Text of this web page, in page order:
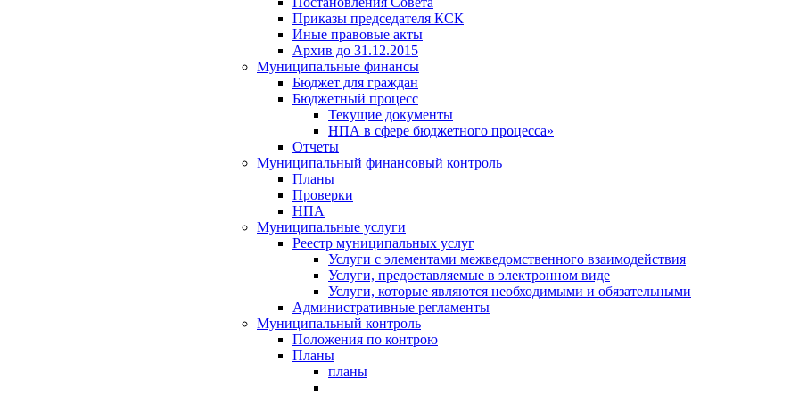
Приказы председателя КСК
Иные правовые акты
Архив до 31.12.2015
Муниципальные финансы
Бюджет для граждан
Бюджетный процесс
Текущие документы
НПА в сфере бюджетного процесса»
Отчеты
Муниципальный финансовый контроль
Планы
Проверки
НПА
Муниципальные услуги
Реестр муниципальных услуг
Услуги с элементами межведомственного взаимодействия
Услуги, предоставляемые в электронном виде
Услуги, которые являются необходимыми и обязательными
Административные регламенты
Муниципальный контроль
Положения по контрою
Планы
планы